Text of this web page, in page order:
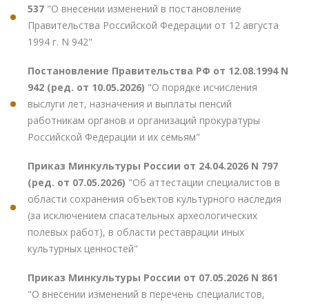
537 "О внесении изменений в постановление
Правительства Российской Федерации от 12 августа
1994 г. N 942"
Постановление Правительства РФ от 12.08.1994 N
942 (ред. от 10.05.2026) "О порядке исчисления
выслуги лет, назначения и выплаты пенсий
работникам органов и организаций прокуратуры
Российской Федерации и их семьям"
Приказ Минкультуры России от 24.04.2026 N 797
(ред. от 07.05.2026) "Об аттестации специалистов в
области сохранения объектов культурного наследия
(за исключением спасательных археологических
полевых работ), в области реставрации иных
культурных ценностей"
Приказ Минкультуры России от 07.05.2026 N 861
"О внесении изменений в перечень специалистов,